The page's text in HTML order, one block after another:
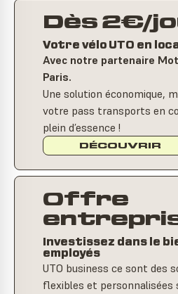
Dès 2€/
Votre vélo UTO en
Avec notre partenaire
Paris.
Une solution économique,
votre pass transports en
plein d’essence !
DÉCOUVRIR
Offre
Investissez dans le
employés
UTO business ce sont des
flexibles et personnalisées